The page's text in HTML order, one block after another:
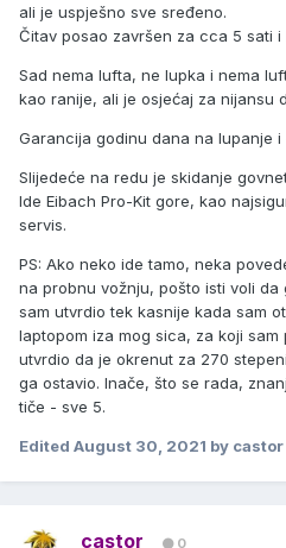
ali je uspješno sve sređeno.
Čitav posao završen za cca 5 sati i
Sad nema lufta, ne lupka i nema
kao ranije, ali je osjećaj za nijansu
Garancija godinu dana na lupanje i
Slijedeće na redu je skidanje
Ide Eibach Pro-Kit gore, kao
servis.
PS: Ako neko ide tamo, neka
na probnu vožnju, pošto isti voli da
sam utvrdio tek kasnije kada sam
laptopom iza mog sica, za koji
utvrdio da je okrenut za 270
ga ostavio. Inače, što se rada,
tiče - sve 5.
Edited August 30, 2021 by castor
castor 0